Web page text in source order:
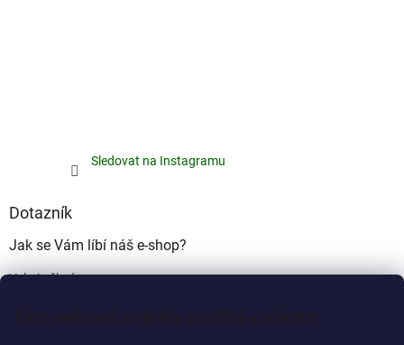
Tato webová stránka používá cookies
Sledovat na Instagramu
Dotazník
Jak se Vám líbí náš e-shop?
Velmi pěkný
Ujde to